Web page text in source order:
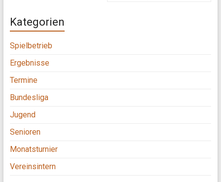
Kategorien
Spielbetrieb
Ergebnisse
Termine
Bundesliga
Jugend
Senioren
Monatsturnier
Vereinsintern